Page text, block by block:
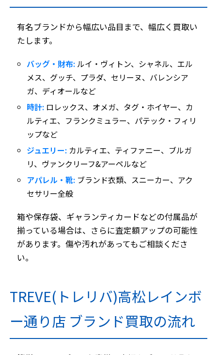
有名ブランドから幅広い品目まで、幅広く買取い
たします。
バッグ・財布: ルイ・ヴィトン、シャネル、エル
メス、グッチ、プラダ、セリーヌ、バレンシア
ガ、ディオールなど
時計: ロレックス、オメガ、タグ・ホイヤー、カ
ルティエ、フランクミュラー、パテック・フィリ
ップなど
ジュエリー: カルティエ、ティファニー、ブルガ
リ、ヴァンクリーフ&アーペルなど
アパレル・靴: ブランド衣類、スニーカー、アク
セサリー全般
箱や保存袋、ギャランティカードなどの付属品が
揃っている場合は、さらに査定額アップの可能性
があります。傷や汚れがあってもご相談くださ
い。
TREVE(トレリバ)高松レインボ
ー通り店 ブランド買取の流れ